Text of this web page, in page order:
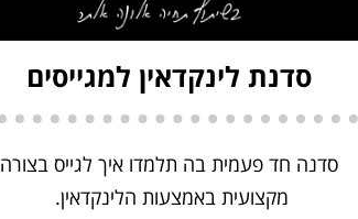
סדנת לינקדאין למגייסים
סדנה חד פעמית בה תלמדו איך לגייס בצורה
מקצועית באמצעות הלינקדאין.